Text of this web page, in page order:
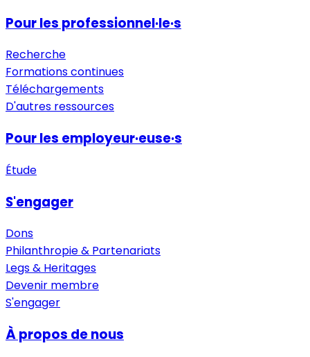
Pour les professionnel·le·s
Recherche
Formations continues
Téléchargements
D'autres ressources
Pour les employeur·euse·s
Étude
S'engager
Dons
Philanthropie & Partenariats
Legs & Heritages
Devenir membre
S'engager
À propos de nous